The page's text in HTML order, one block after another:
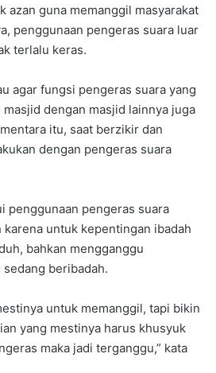
azan guna memanggil masyarakat
penggunaan pengeras suara luar
terlalu keras.
agar fungsi pengeras suara yang
dengan masjid lainnya juga
itu, saat berzikir dan
dengan pengeras suara
penggunaan pengeras suara
untuk kepentingan ibadah
bahkan mengganggu
beribadah.
untuk memanggil, tapi bikin
yang mestinya harus khusyuk
maka jadi terganggu,” kata